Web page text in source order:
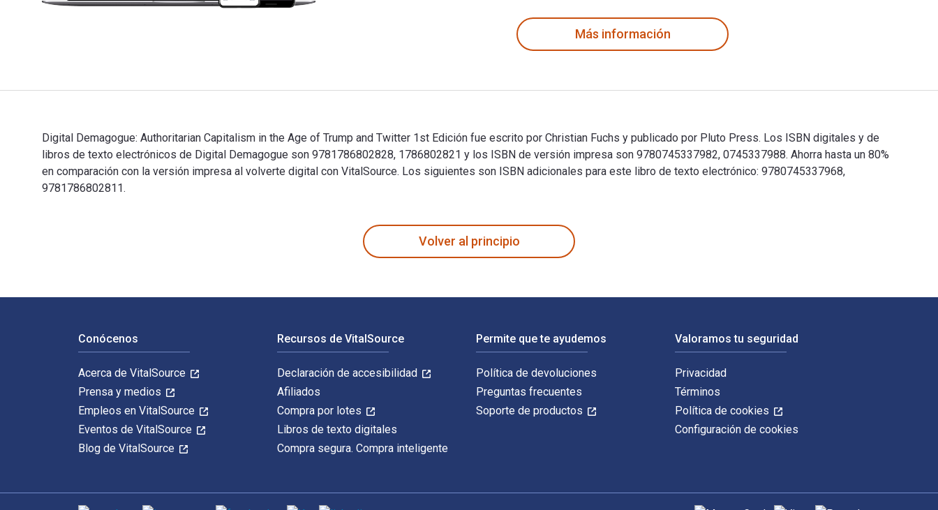
Más información
Digital Demagogue: Authoritarian Capitalism in the Age of Trump and Twitter 1st Edición fue escrito por Christian Fuchs y publicado por Pluto Press. Los ISBN digitales y de
libros de texto electrónicos de Digital Demagogue son 9781786802828, 1786802821 y los ISBN de versión impresa son 9780745337982, 0745337988. Ahorra hasta un 80%
en comparación con la versión impresa al volverte digital con VitalSource. Los siguientes son ISBN adicionales para este libro de texto electrónico: 9780745337968,
9781786802811.
Volver al principio
Conócenos
Acerca de VitalSource
Prensa y medios
Empleos en VitalSource
Eventos de VitalSource
Blog de VitalSource
Recursos de VitalSource
Declaración de accesibilidad
Afiliados
Compra por lotes
Libros de texto digitales
Compra segura. Compra inteligente
Permite que te ayudemos
Política de devoluciones
Preguntas frecuentes
Soporte de productos
Valoramos tu seguridad
Privacidad
Términos
Política de cookies
Configuración de cookies